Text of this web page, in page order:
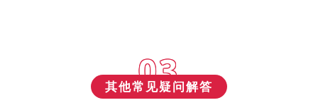
03
其他常见疑问解答